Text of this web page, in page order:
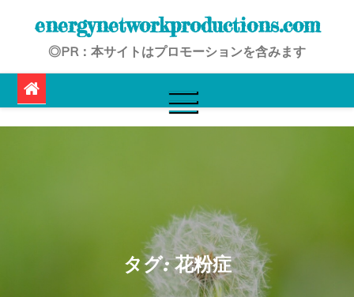
energynetworkproductions.com
◎PR：本サイトはプロモーションを含みます
タグ:花粉症